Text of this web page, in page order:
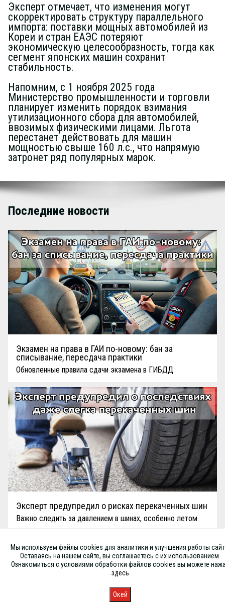
Эксперт отмечает, что изменения могут
скорректировать структуру параллельного
импорта: поставки мощных автомобилей из
Кореи и стран ЕАЭС потеряют
экономическую целесообразность, тогда как
сегмент японских машин сохранит
стабильность.
Напомним, с 1 ноября 2025 года
Министерство промышленности и торговли
планирует изменить порядок взимания
утилизационного сбора для автомобилей,
ввозимых физическими лицами. Льгота
перестанет действовать для машин
мощностью свыше 160 л.с., что напрямую
затронет ряд популярных марок.
Последние новости
Экзамен на права в ГАИ по-новому: бан за
списывание, пересдача практики
Обновленные правила сдачи экзамена в ГИБДД
Эксперт предупредил о рисках перекаченных шин
Важно следить за давлением в шинах, особенно летом
Запись
Мы используем файлы cookies для аналитики и улучшения работы
Оставаясь на нашем сайте, вы соглашаетесь с их использованием.
Ознакомиться с условиями обработки файлов cookies вы можете
здесь
Окей